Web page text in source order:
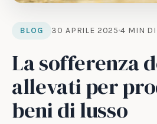
BLOG 30 APRILE 20254 MIN DI
La sofferenza
allevati per
beni di lusso